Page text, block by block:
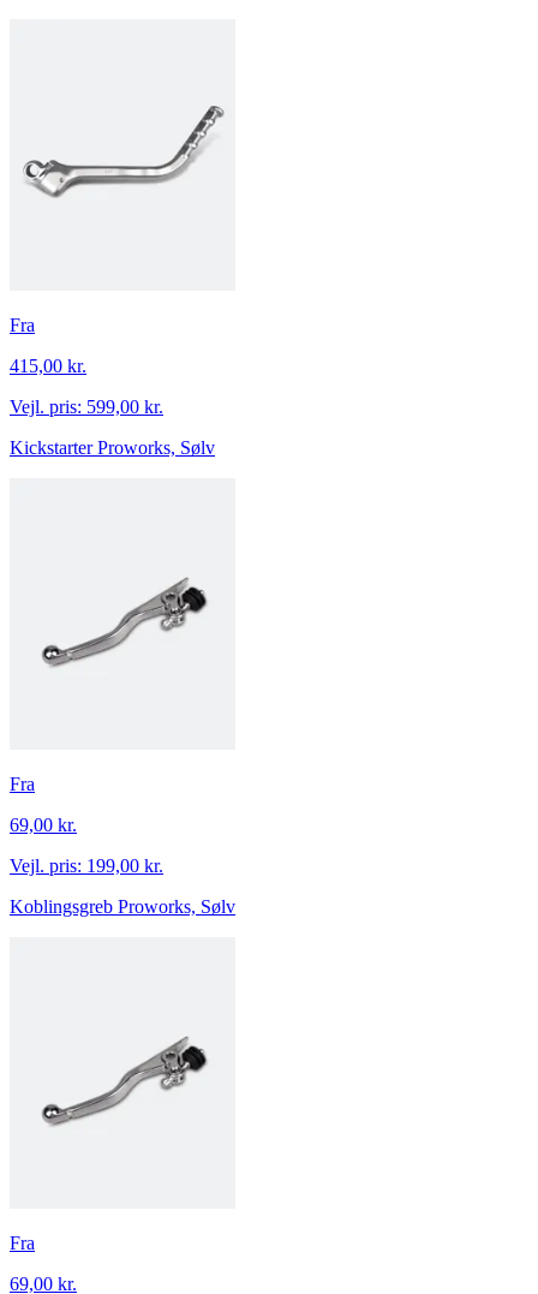
Fra
415,00 kr.
Vejl. pris: 599,00 kr.
Kickstarter Proworks, Sølv
Fra
69,00 kr.
Vejl. pris: 199,00 kr.
Koblingsgreb Proworks, Sølv
Fra
69,00 kr.